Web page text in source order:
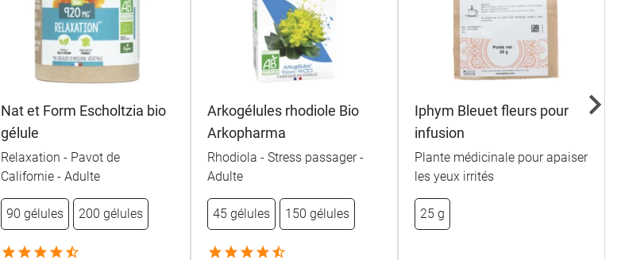
Nat et Form Escholtzia bio
gélule
Relaxation - Pavot de
Californie - Adulte
90 gélules 200 gélules
Arkogélules rhodiole Bio
Arkopharma
Rhodiola - Stress passager -
Adulte
45 gélules 150 gélules
Iphym Bleuet fleurs pour
infusion
Plante médicinale pour apaiser
les yeux irrités
25 g